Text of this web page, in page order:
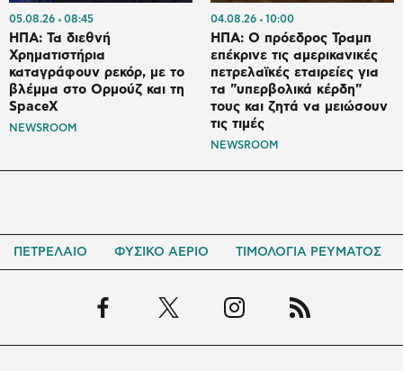
05.08.26 08:45
ΗΠΑ: Τα διεθνή
Χρηματιστήρια
καταγράφουν ρεκόρ, με το
βλέμμα στο Ορμούζ και τη
SpaceX
NEWSROOM
04.08.26 10:00
ΗΠΑ: Ο πρόεδρος Τραμπ
επέκρινε τις αμερικανικές
πετρελαϊκές εταιρείες για
τα "υπερβολικά κέρδη"
τους και ζητά να μειώσουν
τις τιμές
NEWSROOM
ΠΕΤΡΕΛΑΙΟ ΦΥΣΙΚΟ ΑΕΡΙΟ ΤΙΜΟΛΟΓΙΑ ΡΕΥΜΑΤΟΣ